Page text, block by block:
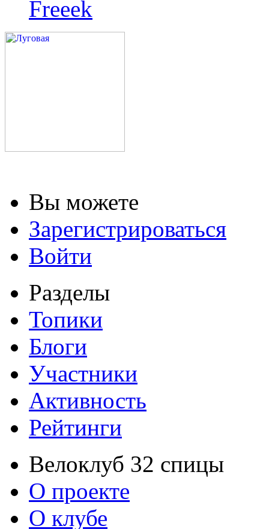
Freeek
Вы можете
Зарегистрироваться
Войти
Разделы
Топики
Блоги
Участники
Активность
Рейтинги
Велоклуб 32 спицы
О проекте
О клубе